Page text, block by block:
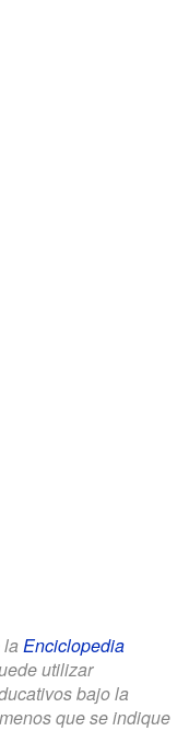
Enciclopedia
utilizar
bajo la
que se indique